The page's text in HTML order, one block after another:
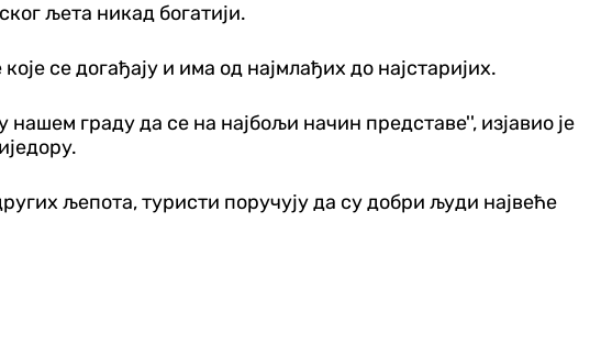
љета никад богатији.
се догађају и има од најмлађих до најстаријих.
нашем граду да се на најбољи начин представе'', изјавио је
љепота, туристи поручују да су добри људи највеће